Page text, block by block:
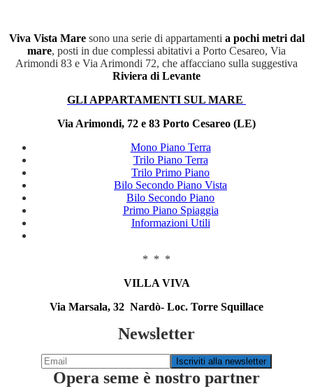
Viva Vista Maresono una serie di appartamenti a pochi metri dal
mare, posti in due complessi abitativi a Porto Cesareo, Via
Arimondi 83 e Via Arimondi 72, che affacciano sulla suggestiva
Riviera di Levante
GLI APPARTAMENTI SUL MARE
Via Arimondi, 72 e 83 Porto Cesareo (LE)
Mono Piano Terra
Trilo Piano Terra
Trilo Primo Piano
Bilo Secondo Piano Vista
Bilo Secondo Piano
Primo Piano Spiaggia
Informazioni Utili
* * *
VILLA VIVA
Via Marsala, 32 Nardò- Loc. Torre Squillace
Newsletter
Opera seme è nostro partner